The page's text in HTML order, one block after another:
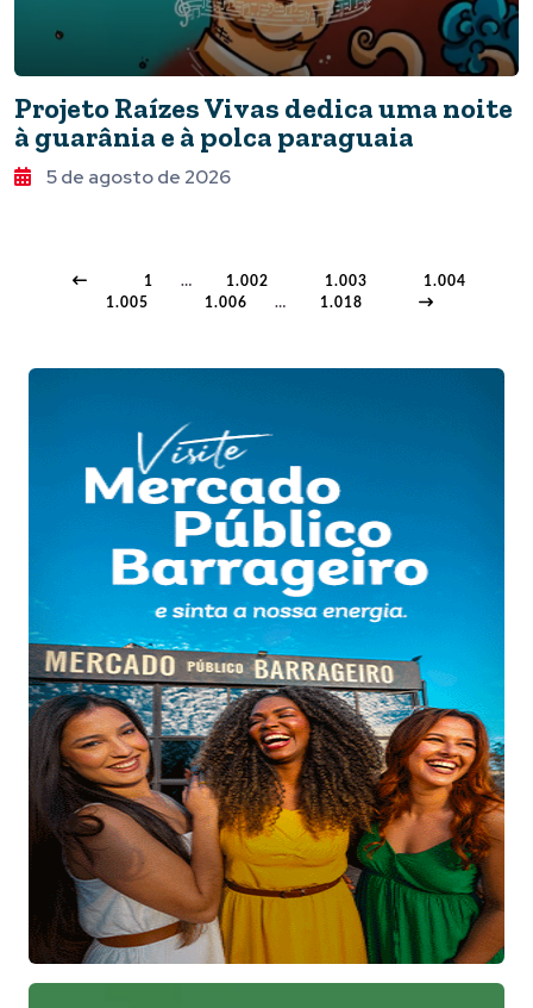
Projeto Raízes Vivas dedica uma noite
à guarânia e à polca paraguaia
5 de agosto de 2026
1 … 1.002 1.003
1.004
1.005
1.006 … 1.018